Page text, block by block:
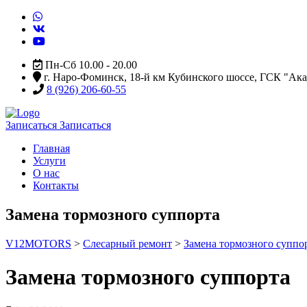
Пн-Сб 10.00 - 20.00
г. Наро-Фоминск, 18-й км Кубинского шоссе, ГСК
8 (926) 206-60-55
Записаться Записаться
Главная
Услуги
О нас
Контакты
Замена тормозного суппорта
V12MOTORS > Слесарный ремонт > Замена тормозного
Замена тормозного суппорта